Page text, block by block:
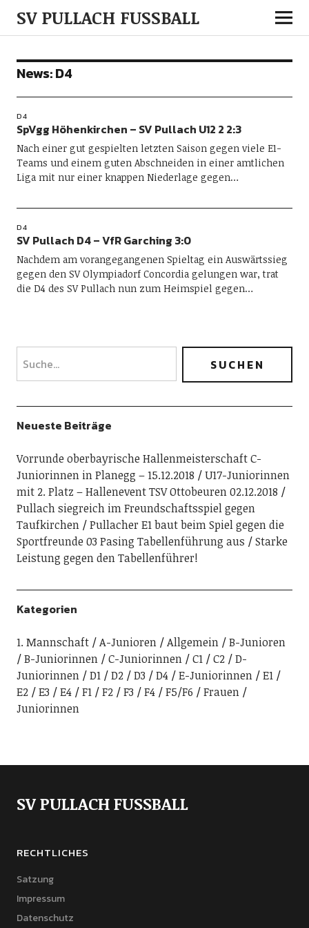
SV PULLACH FUSSBALL
News:D4
D4
SpVgg Höhenkirchen – SV Pullach U12 2 2:3
Nach einer gut gespielten letzten Saison gegen viele E1-
Teams und einem guten Abschneiden in einer amtlichen
Liga mit nur einer knappen Niederlage gegen…
D4
SV Pullach D4 – VfR Garching 3:0
Nachdem am vorangegangenen Spieltag ein Auswärtssieg
gegen den SV Olympiadorf Concordia gelungen war, trat
die D4 des SV Pullach nun zum Heimspiel gegen…
Neueste Beiträge
Vorrunde oberbayrische Hallenmeisterschaft C-
Juniorinnen in Planegg – 15.12.2018
U17-Juniorinnen
mit 2. Platz – Hallenevent TSV Ottobeuren 02.12.2018
Pullach siegreich im Freundschaftsspiel gegen
Taufkirchen
Pullacher E1 baut beim Spiel gegen die
Sportfreunde 03 Pasing Tabellenführung aus
Starke
Leistung gegen den Tabellenführer!
Kategorien
1. Mannschaft A-Junioren Allgemein
B-Junioren
B-Juniorinnen
C-Juniorinnen C1 C2
D-
Juniorinnen
D1 D2 D3 D4 E-Juniorinnen
E1
E2
E3 E4 F1 F2 F3 F4 F5/F6
Frauen
Juniorinnen
SV PULLACH FUSSBALL
RECHTLICHES
Satzung
Impressum
Datenschutz